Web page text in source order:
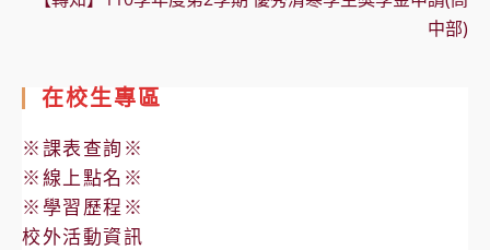
中部)
在校生專區
※課表查詢※
※線上點名※
※學習歷程※
校外活動資訊